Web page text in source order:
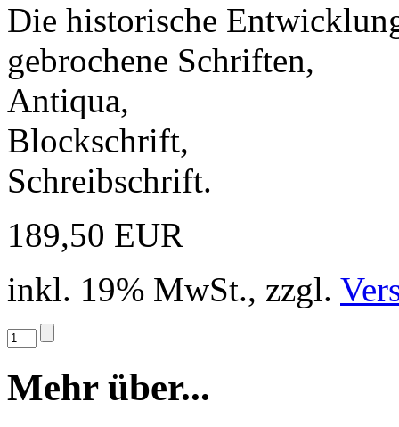
Die historische
gebrochene Schriften,
Antiqua,
Blockschrift,
Schreibschrift.
189,50 EUR
inkl. 19% MwSt., zzgl.
Mehr über...